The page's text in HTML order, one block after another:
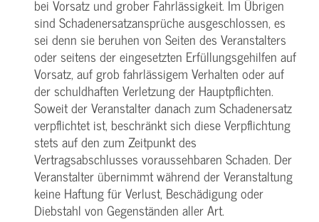
bei Vorsatz und grober Fahrlässigkeit. Im Übrigen
sind Schadenersatzansprüche ausgeschlossen, es
sei denn sie beruhen von Seiten des Veranstalters
oder seitens der eingesetzten Erfüllungsgehilfen auf
Vorsatz, auf grob fahrlässigem Verhalten oder auf
der schuldhaften Verletzung der Hauptpflichten.
Soweit der Veranstalter danach zum Schadenersatz
verpflichtet ist, beschränkt sich diese Verpflichtung
stets auf den zum Zeitpunkt des
Vertragsabschlusses voraussehbaren Schaden. Der
Veranstalter übernimmt während der Veranstaltung
keine Haftung für Verlust, Beschädigung oder
Diebstahl von Gegenständen aller Art.